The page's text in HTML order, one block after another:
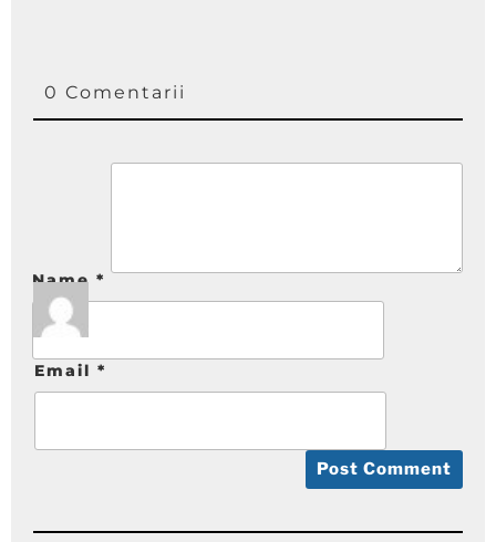
0 Comentarii
Name *
Email *